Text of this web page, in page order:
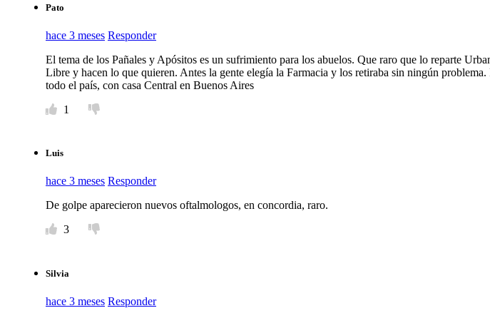
Pato
hace 3 meses Responder
El tema de los Pañales y Apósitos es un sufrimiento para los abuelos. Que raro que lo reparte
Libre y hacen lo que quieren. Antes la gente elegía la Farmacia y los retiraba sin ningún problema.
todo el país, con casa Central en Buenos Aires
1
Luis
hace 3 meses Responder
De golpe aparecieron nuevos oftalmologos, en concordia, raro.
3
Silvia
hace 3 meses Responder